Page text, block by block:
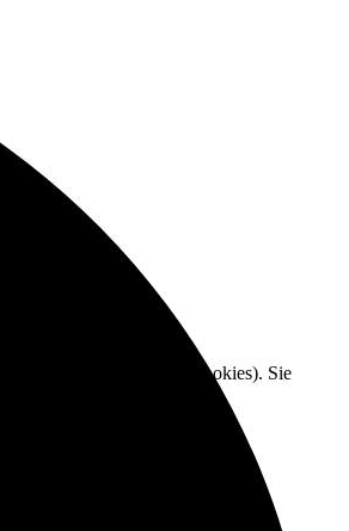
verbessern (Tracking Cookies). Sie
stehen.